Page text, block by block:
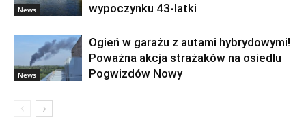
News
wypoczynku 43-latki
News
Ogień w garażu z autami hybrydowymi!
Poważna akcja strażaków na osiedlu
Pogwizdów Nowy